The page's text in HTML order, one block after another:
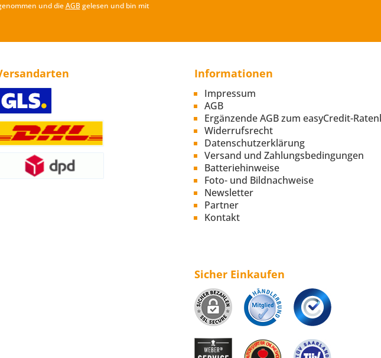
und dieAGBgelesen und bin mit
Informationen
Impressum
AGB
Ergänzende AGB zum easyCredit-
Widerrufsrecht
Datenschutzerklärung
Versand und Zahlungsbedingungen
Batteriehinweise
Foto- und Bildnachweise
Newsletter
Partner
Kontakt
Sicher Einkaufen